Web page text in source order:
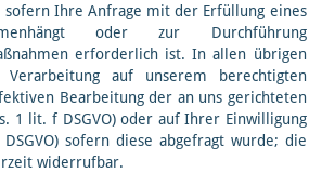
sofern Ihre Anfrage mit der Erfüllung eines
oder zur Durchführung
erforderlich ist. In allen übrigen
auf unserem berechtigten
Bearbeitung der an uns gerichteten
1 lit. f DSGVO) oder auf Ihrer Einwilligung
sofern diese abgefragt wurde; die
widerrufbar.